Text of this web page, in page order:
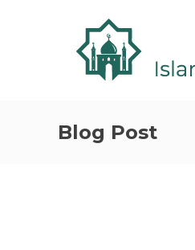
Blog Post